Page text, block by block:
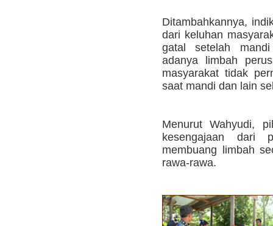
Ditambahkannya,
dari keluhan
gatal setelah
adanya limbah
masyarakat tidak
saat mandi dan lain
Menurut Wahyudi,
kesengajaan dari
membuang limbah
rawa-rawa.